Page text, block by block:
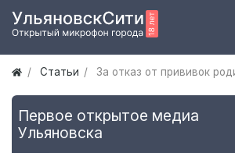
Статьи За отказ от прививок
Первое открытое медиа
Ульяновска